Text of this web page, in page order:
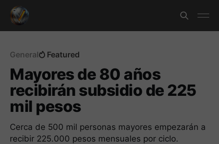
General Featured
Mayores de 80 años
recibirán subsidio de 225
mil pesos
Cerca de 500 mil personas mayores empezarán a
recibir 225.000 pesos mensuales por ciclo.